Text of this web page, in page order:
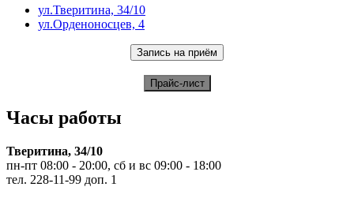
ул.Тверитина, 34/10
ул.Орденоносцев, 4
Часы работы
Тверитина, 34/10
пн-пт 08:00 - 20:00, сб и вс 09:00 - 18:00
тел. 228-11-99 доп. 1